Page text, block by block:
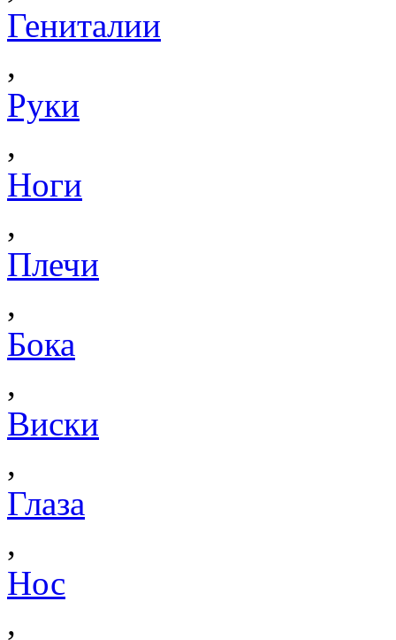
Гениталии
,
Руки
,
Ноги
,
Плечи
,
Бока
,
Виски
,
Глаза
,
Нос
,